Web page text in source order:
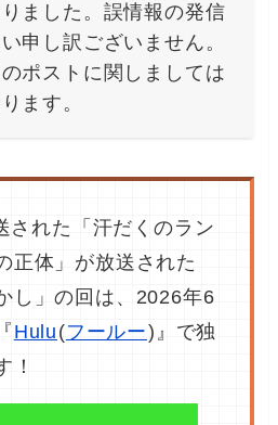
ました。誤情報の発信
申し訳ございません。
ポストに関しましては
ます。
された「汗だくのラン
正体」が放送された
し」の回は、2026年6
Hulu (フールー)』で独
！